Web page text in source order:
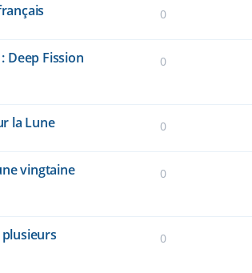
0
Deep Fission
0
la Lune 0
vingtaine
0
0